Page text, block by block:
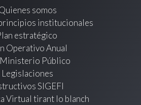
somos
institucionales
estratégico
Operativo Anual
Ministerio Público
Legislaciones
SIGEFI
Virtual tirant lo blanch